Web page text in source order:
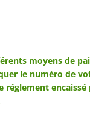
moyens de
le numéro de